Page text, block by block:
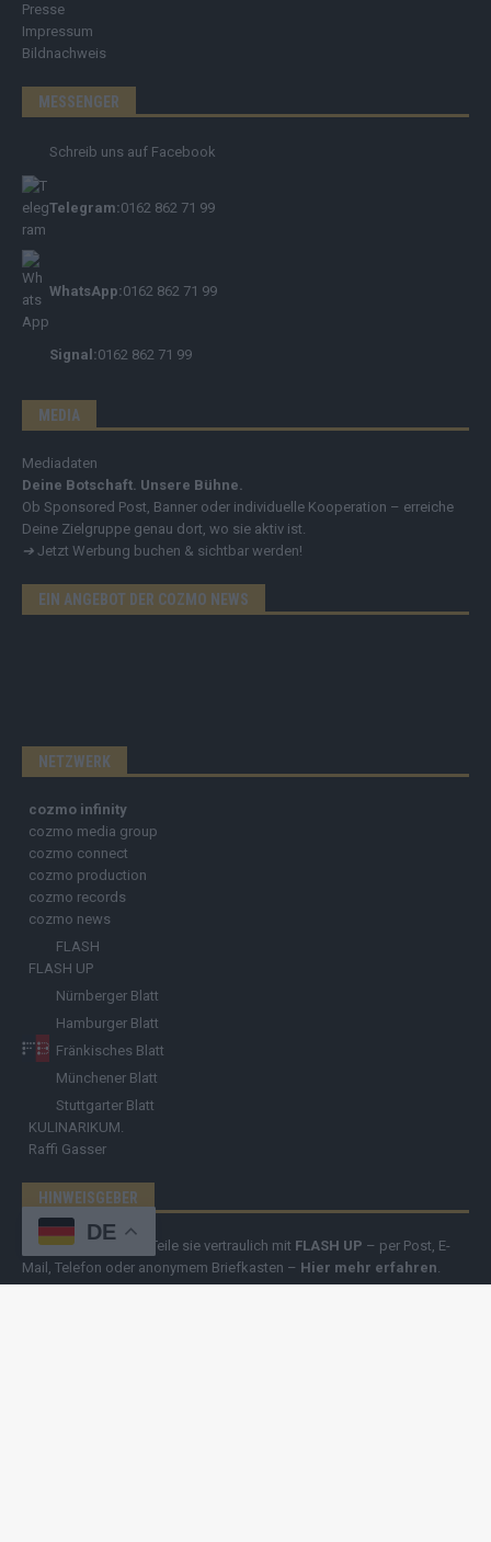
Presse
Impressum
Bildnachweis
MESSENGER
Schreib uns auf Facebook
Telegram:0162 862 71 99
WhatsApp:0162 862 71 99
Signal:0162 862 71 99
MEDIA
Mediadaten
Deine Botschaft. Unsere Bühne.
Ob Sponsored Post, Banner oder individuelle Kooperation – erreiche
Deine Zielgruppe genau dort, wo sie aktiv ist.
➔ Jetzt Werbung buchen & sichtbar werden!
EIN ANGEBOT DER COZMO NEWS
NETZWERK
cozmo infinity
cozmo media group
cozmo connect
cozmo production
cozmo records
cozmo news
FLASH
FLASH UP
Nürnberger Blatt
Hamburger Blatt
Fränkisches Blatt
Münchener Blatt
Stuttgarter Blatt
KULINARIKUM.
Raffi Gasser
HINWEISGEBER
Hast du ? Teile sie vertraulich mit FLASH UP – per Post, E-
Mail, Telefon oder anonymem Briefkasten – Hier mehr erfahren
DE